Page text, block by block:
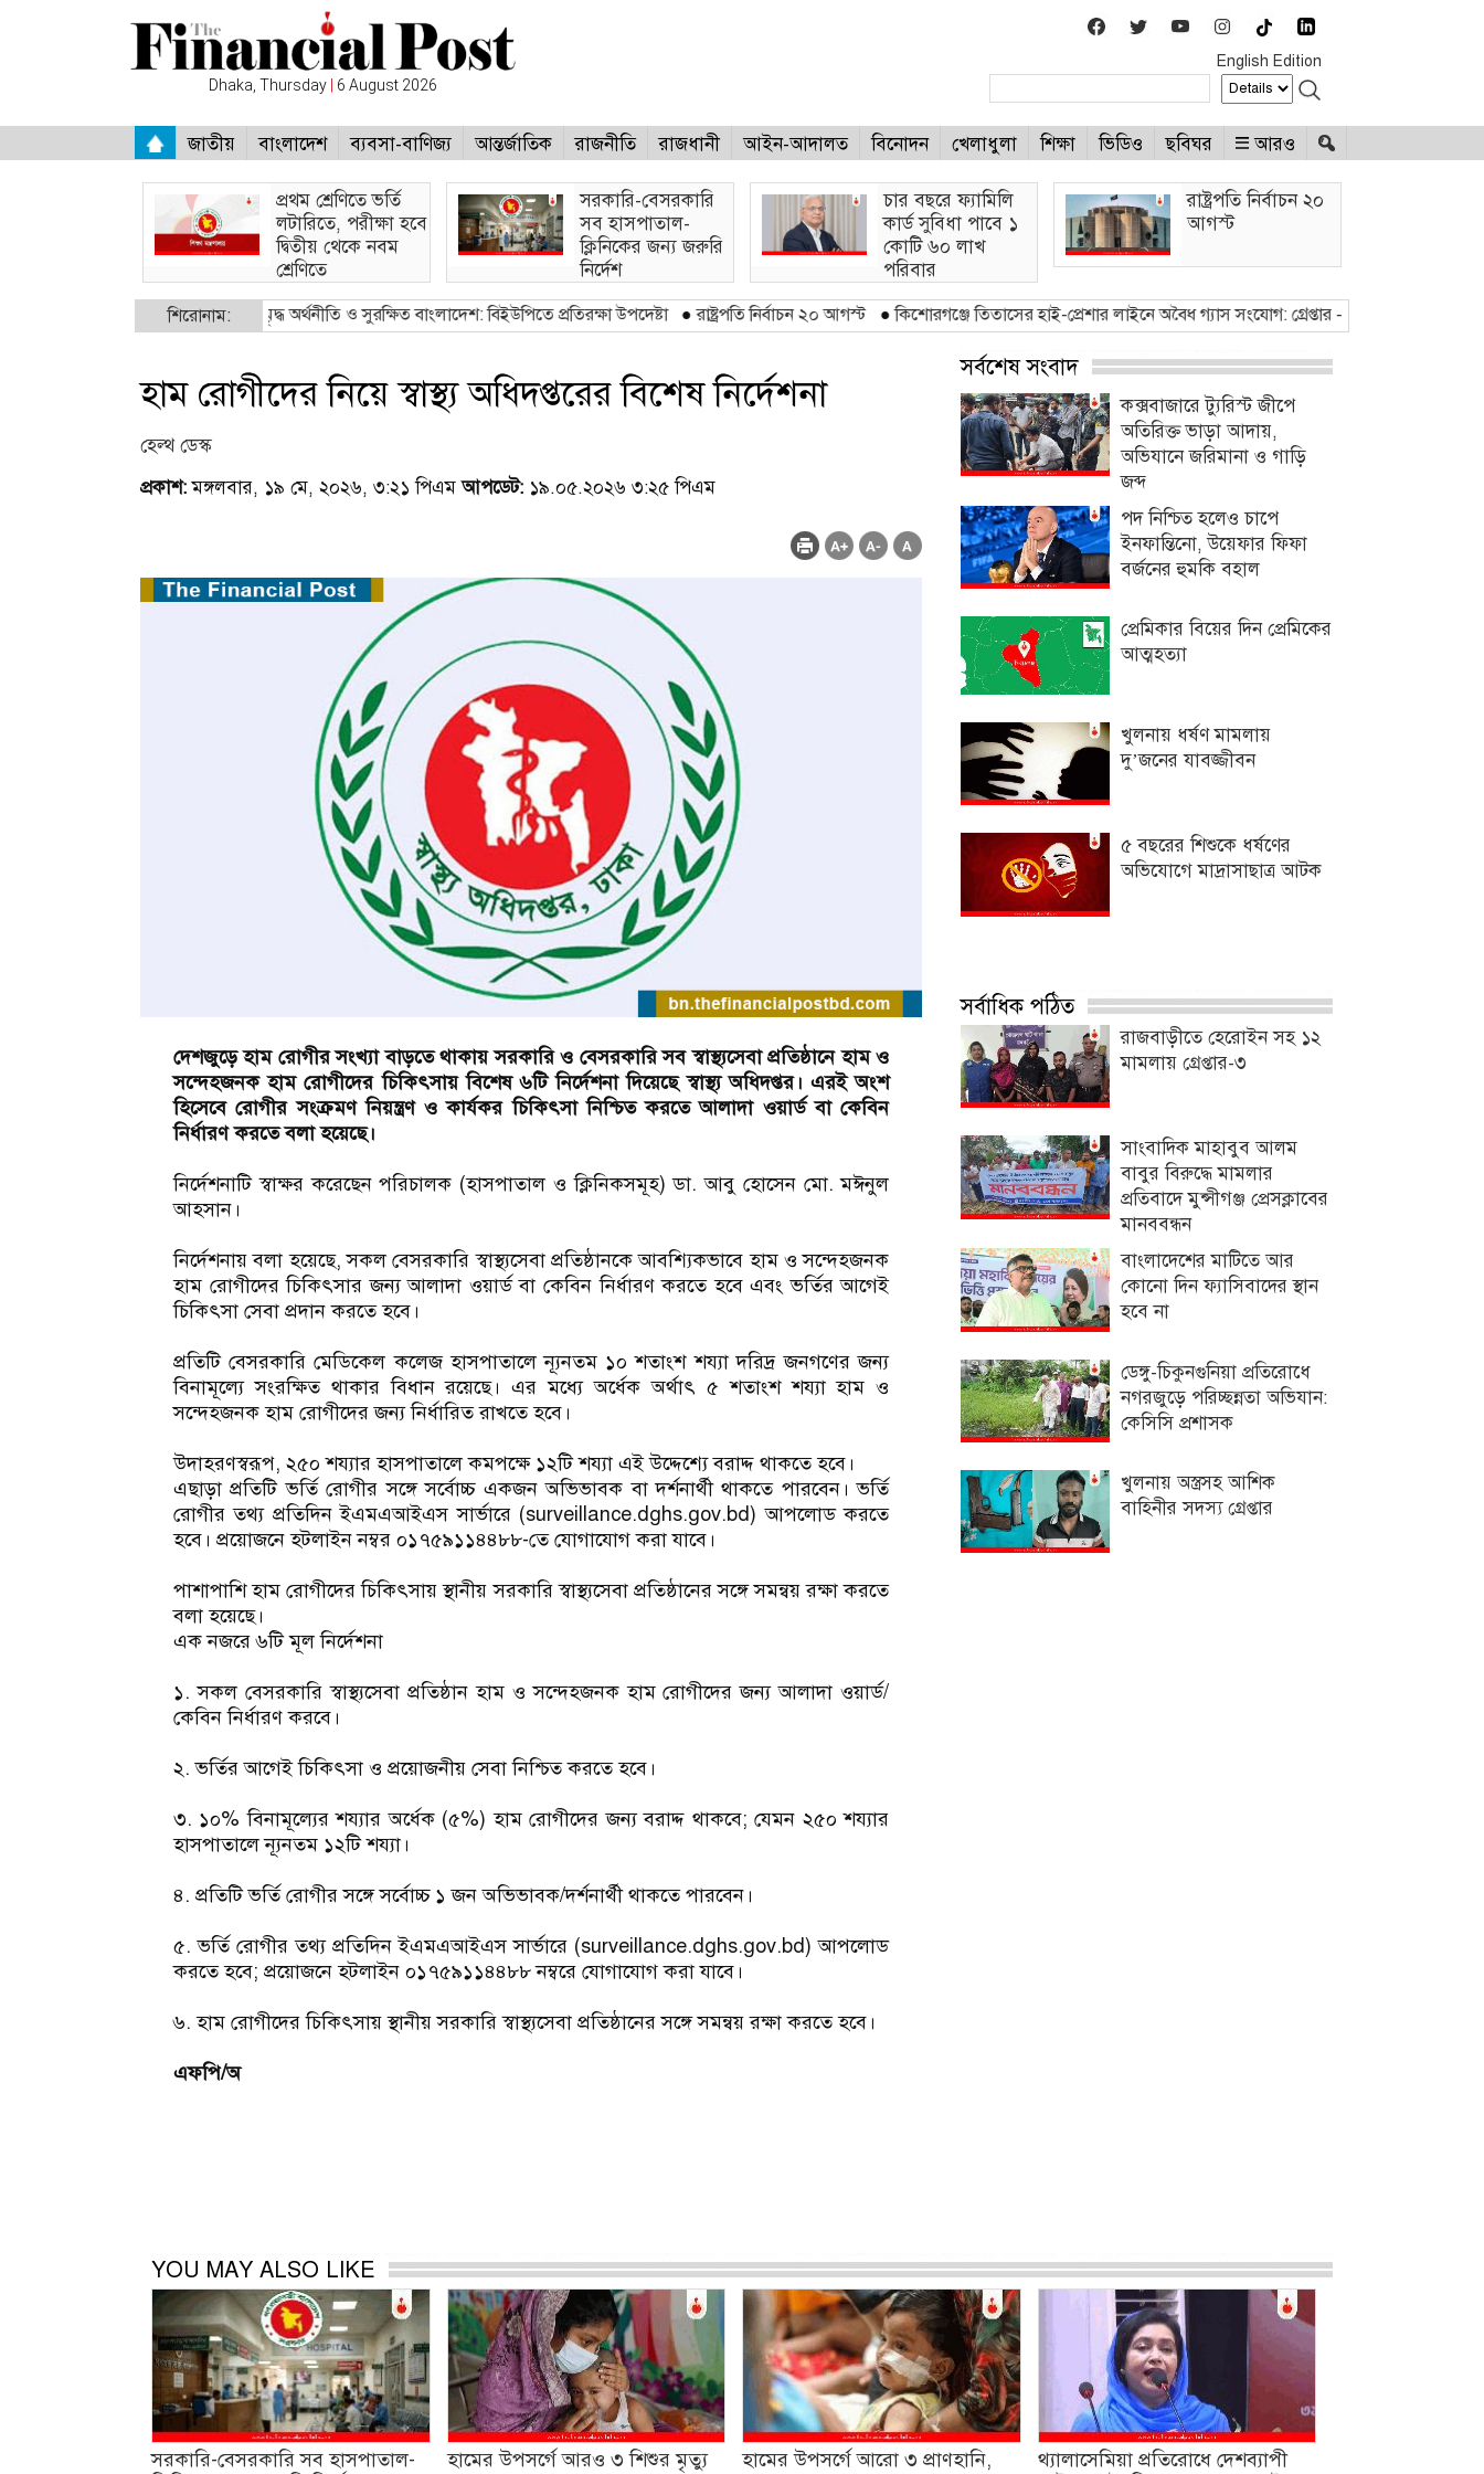
Dhaka, Thursday | 6 August 2026
English Edition
জাতীয় বাংলাদেশ ব্যবসা-বাণিজ্য আন্তর্জাতিক রাজনীতি রাজধানী আইন-আদালত বিনোদন খেলাধুলা শিক্ষা ভিডিও ছবিঘর আরও
প্রথম শ্রেণিতে ভর্তি
লটারিতে, পরীক্ষা হবে
দ্বিতীয় থেকে নবম
শ্রেণিতে
সরকারি-বেসরকারি
সব হাসপাতাল-
ক্লিনিকের জন্য জরুরি
নির্দেশ
চার বছরে ফ্যামিলি
কার্ড সুবিধা পাবে ১
কোটি ৬০ লাখ
পরিবার
রাষ্ট্রপতি নির্বাচন ২০
আগস্ট
শিরোনাম:
নিরাপদ অভিবাসন, সমৃদ্ধ অর্থনীতি ও সুরক্ষিত বাংলাদেশ: বিইউপিতে প্রতিরক্ষা উপদেষ্টা ●রাষ্ট্রপতি নির্বাচন ২০ আগস্ট ●কিশোরগঞ্জে তিতাসের হাই-প্রেশার লাইনে অবৈধ গ্যাস সংযোগ: গ্রেপ্তার - ২ ●ভারি বৃষ্টিতে প্লাবিত
হাম রোগীদের নিয়ে স্বাস্থ্য অধিদপ্তরের বিশেষ নির্দেশনা
হেল্থ ডেস্ক
প্রকাশ:মঙ্গলবার, ১৯ মে, ২০২৬, ৩:২১ পিএমআপডেট: ১৯.০৫.২০২৬ ৩:২৫ পিএম
দেশজুড়ে হাম রোগীর সংখ্যা বাড়তে থাকায় সরকারি ও বেসরকারি সব স্বাস্থ্যসেবা প্রতিষ্ঠানে হাম ও
সন্দেহজনক হাম রোগীদের চিকিৎসায় বিশেষ ৬টি নির্দেশনা দিয়েছে স্বাস্থ্য অধিদপ্তর। এরই অংশ
হিসেবে রোগীর সংক্রমণ নিয়ন্ত্রণ ও কার্যকর চিকিৎসা নিশ্চিত করতে আলাদা ওয়ার্ড বা কেবিন
নির্ধারণ করতে বলা হয়েছে।
নির্দেশনাটি স্বাক্ষর করেছেন পরিচালক (হাসপাতাল ও ক্লিনিকসমূহ) ডা. আবু হোসেন মো. মঈনুল
আহসান।
নির্দেশনায় বলা হয়েছে, সকল বেসরকারি স্বাস্থ্যসেবা প্রতিষ্ঠানকে আবশ্যিকভাবে হাম ও সন্দেহজনক
হাম রোগীদের চিকিৎসার জন্য আলাদা ওয়ার্ড বা কেবিন নির্ধারণ করতে হবে এবং ভর্তির আগেই
চিকিৎসা সেবা প্রদান করতে হবে।
প্রতিটি বেসরকারি মেডিকেল কলেজ হাসপাতালে ন্যূনতম ১০ শতাংশ শয্যা দরিদ্র জনগণের জন্য
বিনামূল্যে সংরক্ষিত থাকার বিধান রয়েছে। এর মধ্যে অর্ধেক অর্থাৎ ৫ শতাংশ শয্যা হাম ও
সন্দেহজনক হাম রোগীদের জন্য নির্ধারিত রাখতে হবে।
উদাহরণস্বরূপ, ২৫০ শয্যার হাসপাতালে কমপক্ষে ১২টি শয্যা এই উদ্দেশ্যে বরাদ্দ থাকতে হবে।
এছাড়া প্রতিটি ভর্তি রোগীর সঙ্গে সর্বোচ্চ একজন অভিভাবক বা দর্শনার্থী থাকতে পারবেন। ভর্তি
রোগীর তথ্য প্রতিদিন ইএমএআইএস সার্ভারে (surveillance.dghs.gov.bd) আপলোড করতে
হবে। প্রয়োজনে হটলাইন নম্বর ০১৭৫৯১১৪৪৮৮-তে যোগাযোগ করা যাবে।
পাশাপাশি হাম রোগীদের চিকিৎসায় স্থানীয় সরকারি স্বাস্থ্যসেবা প্রতিষ্ঠানের সঙ্গে সমন্বয় রক্ষা করতে
বলা হয়েছে।
এক নজরে ৬টি মূল নির্দেশনা
১. সকল বেসরকারি স্বাস্থ্যসেবা প্রতিষ্ঠান হাম ও সন্দেহজনক হাম রোগীদের জন্য আলাদা ওয়ার্ড/
কেবিন নির্ধারণ করবে।
২. ভর্তির আগেই চিকিৎসা ও প্রয়োজনীয় সেবা নিশ্চিত করতে হবে।
৩. ১০% বিনামূল্যের শয্যার অর্ধেক (৫%) হাম রোগীদের জন্য বরাদ্দ থাকবে; যেমন ২৫০ শয্যার
হাসপাতালে ন্যূনতম ১২টি শয্যা।
৪. প্রতিটি ভর্তি রোগীর সঙ্গে সর্বোচ্চ ১ জন অভিভাবক/দর্শনার্থী থাকতে পারবেন।
৫. ভর্তি রোগীর তথ্য প্রতিদিন ইএমএআইএস সার্ভারে (surveillance.dghs.gov.bd) আপলোড
করতে হবে; প্রয়োজনে হটলাইন ০১৭৫৯১১৪৪৮৮ নম্বরে যোগাযোগ করা যাবে।
৬. হাম রোগীদের চিকিৎসায় স্থানীয় সরকারি স্বাস্থ্যসেবা প্রতিষ্ঠানের সঙ্গে সমন্বয় রক্ষা করতে হবে।
এফপি/অ
সর্বশেষ সংবাদ
কক্সবাজারে ট্যুরিস্ট জীপে
অতিরিক্ত ভাড়া আদায়,
অভিযানে জরিমানা ও গাড়ি
জব্দ
পদ নিশ্চিত হলেও চাপে
ইনফান্তিনো, উয়েফার ফিফা
বর্জনের হুমকি বহাল
প্রেমিকার বিয়ের দিন প্রেমিকের
আত্মহত্যা
খুলনায় ধর্ষণ মামলায়
দু’জনের যাবজ্জীবন
৫ বছরের শিশুকে ধর্ষণের
অভিযোগে মাদ্রাসাছাত্র আটক
সর্বাধিক পঠিত
রাজবাড়ীতে হেরোইন সহ ১২
মামলায় গ্রেপ্তার-৩
সাংবাদিক মাহাবুব আলম
বাবুর বিরুদ্ধে মামলার
প্রতিবাদে মুন্সীগঞ্জ প্রেসক্লাবের
মানববন্ধন
বাংলাদেশের মাটিতে আর
কোনো দিন ফ্যাসিবাদের স্থান
হবে না
ডেঙ্গু-চিকুনগুনিয়া প্রতিরোধে
নগরজুড়ে পরিচ্ছন্নতা অভিযান:
কেসিসি প্রশাসক
খুলনায় অস্ত্রসহ আশিক
বাহিনীর সদস্য গ্রেপ্তার
YOU MAY ALSO LIKE
সরকারি-বেসরকারি সব হাসপাতাল-
হামের উপসর্গে আরও ৩ শিশুর মৃত্যু
হামের উপসর্গে আরো ৩ প্রাণহানি,
থ্যালাসেমিয়া প্রতিরোধে দেশব্যাপী